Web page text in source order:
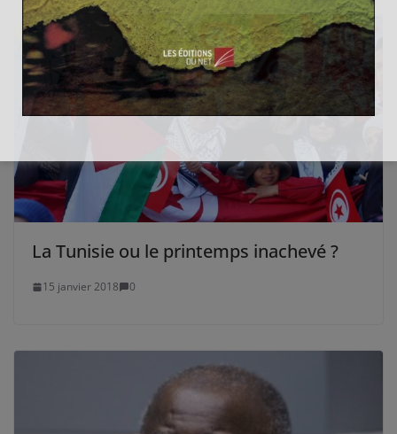
La Tunisie ou le printemps inachevé ?
15 janvier 2018 0